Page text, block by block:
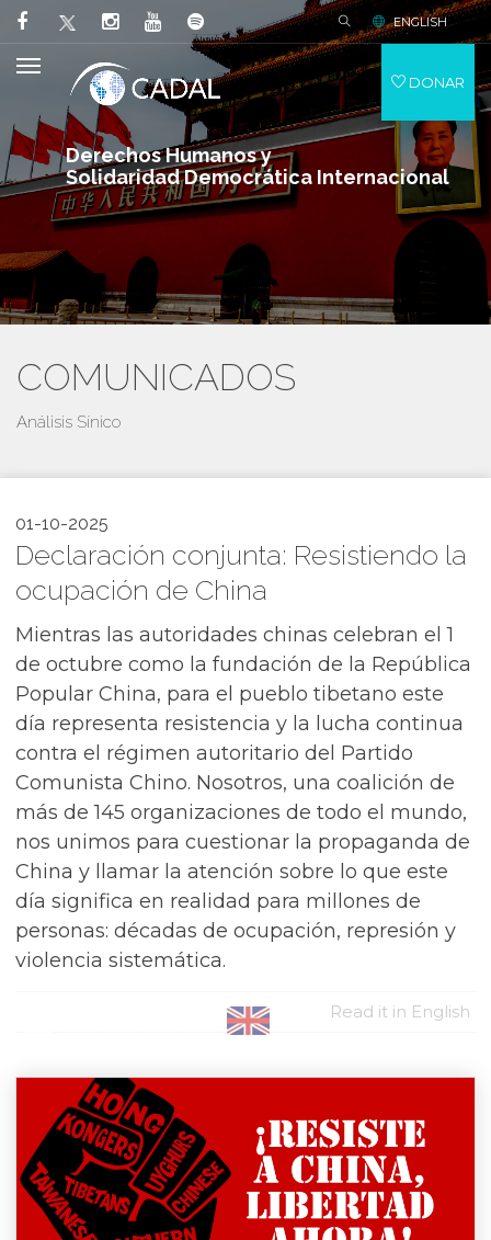
Derechos Humanos y
Solidaridad Democrática Internacional
ENGLISH
DONAR
COMUNICADOS
Análisis Sínico
01-10-2025
Declaración conjunta: Resistiendo la
ocupación de China
Mientras las autoridades chinas celebran el 1
de octubre como la fundación de la República
Popular China, para el pueblo tibetano este
día representa resistencia y la lucha continua
contra el régimen autoritario del Partido
Comunista Chino. Nosotros, una coalición de
más de 145 organizaciones de todo el mundo,
nos unimos para cuestionar la propaganda de
China y llamar la atención sobre lo que este
día significa en realidad para millones de
personas: décadas de ocupación, represión y
violencia sistemática.
Read it in English